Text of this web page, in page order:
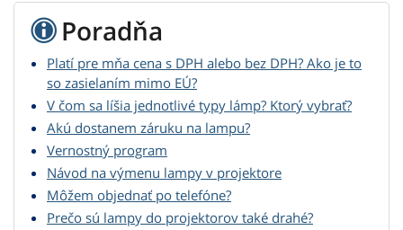
Poradňa
Platí pre mňa cena s DPH alebo bez DPH? Ako je to
so zasielaním mimo EÚ?
V čom sa líšia jednotlivé typy lámp? Ktorý vybrať?
Akú dostanem záruku na lampu?
Vernostný program
Návod na výmenu lampy v projektore
Môžem objednať po telefóne?
Prečo sú lampy do projektorov také drahé?